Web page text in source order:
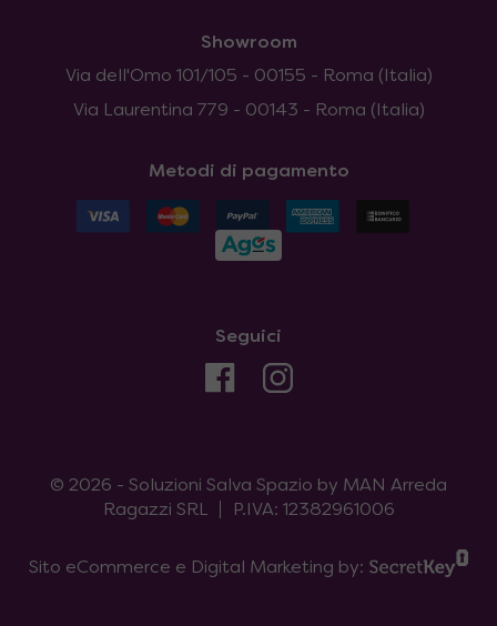
Showroom
Via dell'Omo 101/105 - 00155 - Roma (Italia)
Via Laurentina 779 - 00143 - Roma (Italia)
Metodi di pagamento
Seguici
© 2026 - Soluzioni Salva Spazio by MAN Arreda
Ragazzi SRL
P.IVA: 12382961006
Sito eCommerce e Digital Marketing by: